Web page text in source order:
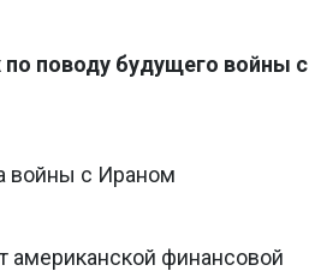
поводу будущего войны с
войны с Ираном
американской финансовой